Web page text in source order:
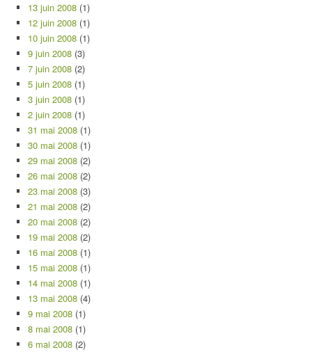
13 juin 2008 (1)
12 juin 2008 (1)
10 juin 2008 (1)
9 juin 2008 (3)
7 juin 2008 (2)
5 juin 2008 (1)
3 juin 2008 (1)
2 juin 2008 (1)
31 mai 2008 (1)
30 mai 2008 (1)
29 mai 2008 (2)
26 mai 2008 (2)
23 mai 2008 (3)
21 mai 2008 (2)
20 mai 2008 (2)
19 mai 2008 (2)
16 mai 2008 (1)
15 mai 2008 (1)
14 mai 2008 (1)
13 mai 2008 (4)
9 mai 2008 (1)
8 mai 2008 (1)
6 mai 2008 (2)